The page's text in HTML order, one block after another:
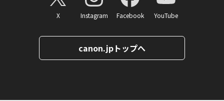
X Instagram Facebook YouTube
canon.jpトップへ